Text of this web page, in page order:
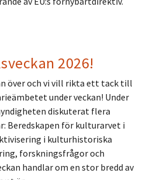
2026!
över och vi vill rikta ett tack till
under veckan! Under
diskuterat flera
Beredskapen för kulturarvet i
i kulturhistoriska
forskningsfrågor och
handlar om en stor bredd av